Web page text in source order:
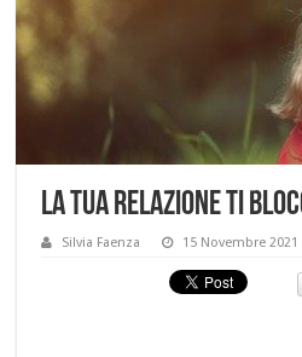
La tua relazione ti
Silvia Faenza 15 Novembre 2021